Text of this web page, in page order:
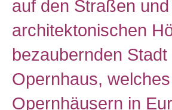
auf den Straßen
architektonischen
bezaubernden
Opernhaus,
Opernhäusern in